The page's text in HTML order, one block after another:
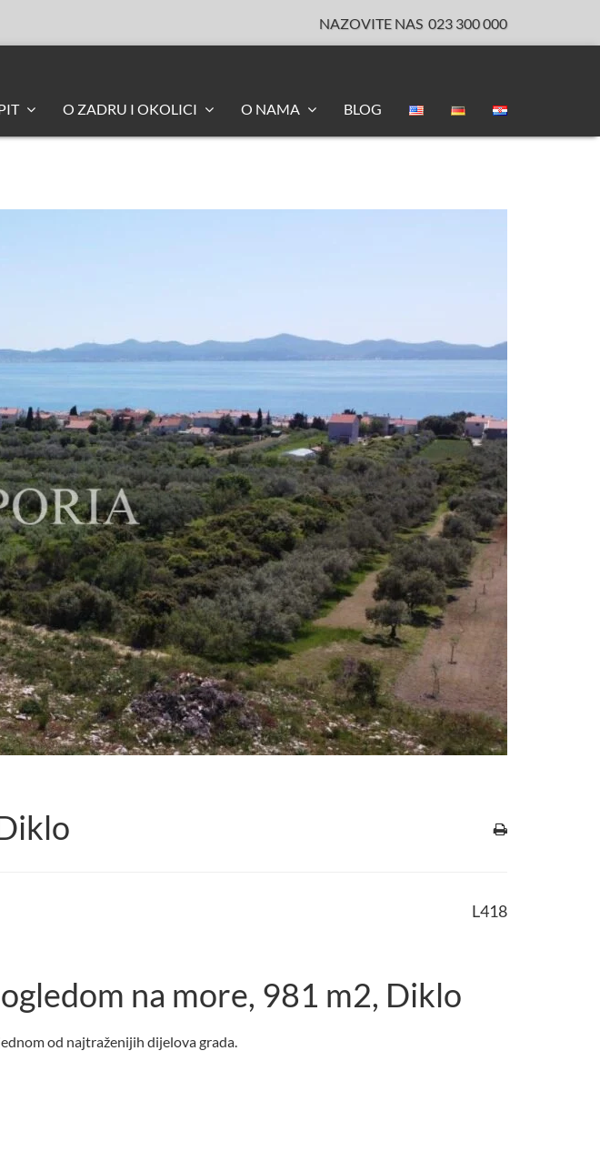
NAZOVITE NAS 023 300 000
O ZADRU I OKOLICI O NAMA BLOG
L418
na more, 981 m2, Diklo
od najtraženijih dijelova grada.